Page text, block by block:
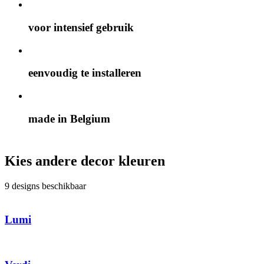
voor intensief gebruik
eenvoudig te installeren
made in Belgium
Kies andere decor kleuren
9 designs beschikbaar
Lumi